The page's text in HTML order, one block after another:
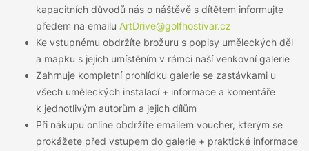
kapacitních důvodů nás o náštěvě s dítětem informujte
předem na emailu ArtDrive@golfhostivar.cz
Ke vstupnému obdržíte brožuru s popisy uměleckých děl
a mapku s jejich umístěním v rámci naší venkovní galerie
Zahrnuje kompletní prohlídku galerie se zastávkami u
všech uměleckých instalací + informace a komentáře
k jednotlivým autorům a jejich dílům
Při nákupu online obdržíte emailem voucher, kterým se
prokážete před vstupem do galerie + praktické informace